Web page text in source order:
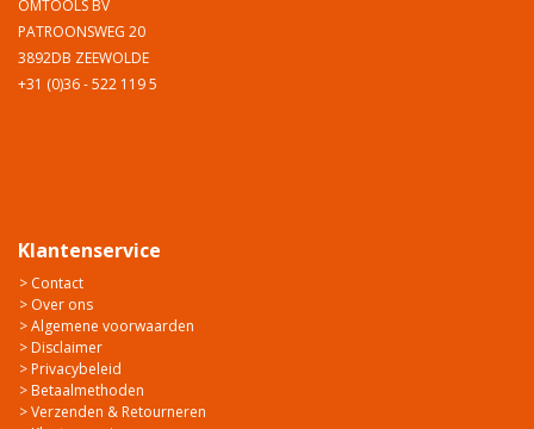
OMTOOLS BV
PATROONSWEG 20
3892DB ZEEWOLDE
+31 (0)36 - 522 119 5
Klantenservice
> Contact
> Over ons
> Algemene voorwaarden
> Disclaimer
> Privacybeleid
> Betaalmethoden
> Verzenden & Retourneren